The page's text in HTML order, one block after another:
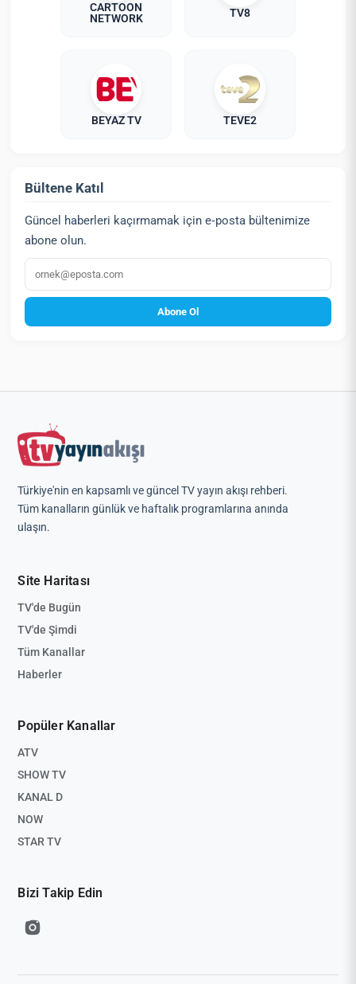
CARTOON
NETWORK
TV8
BEYAZ TV TEVE2
Bültene Katıl
Güncel haberleri kaçırmamak için e‑posta bültenimize
abone olun.
E‑posta
Abone Ol
Türkiye'nin en kapsamlı ve güncel TV yayın akışı rehberi.
Tüm kanalların günlük ve haftalık programlarına anında
ulaşın.
Site Haritası
TV'de Bugün
TV'de Şimdi
Tüm Kanallar
Haberler
Popüler Kanallar
ATV
SHOW TV
KANAL D
NOW
STAR TV
Bizi Takip Edin